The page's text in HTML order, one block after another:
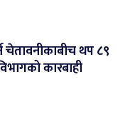
चेतावनीकाबीच थप ८९
कारबाही